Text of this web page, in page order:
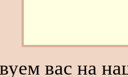
вас на